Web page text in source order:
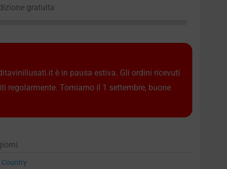
gratuita
è in pausa estiva. Gli ordini ricevuti
regolarmente. Torniamo il 1 settembre, buone
Country